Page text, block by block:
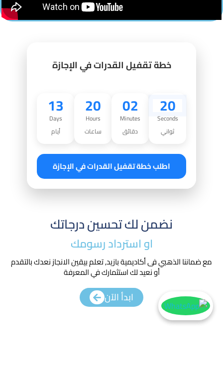
خطة تقفيل القدرات في الإجازة
13
Days
أيام
20
Hours
ساعات
02
Minutes
دقائق
19
Seconds
ثواني
اطلب خطة تقفيل القدرات في الإجازة
نضمن لك تحسين درجاتك
او استرداد رسومك​
مع ضماننا الذهبي فى أكاديمية بازيد, تعلم بيقين الانجاز نعدك بالتقدم
أو نعيد لك استثمارك في المعرفة
ابدأ الآن